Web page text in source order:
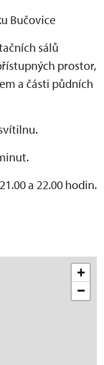
Bučovice
sálů
prostor,
a části půdních
a 22.00 hodin.
+
−